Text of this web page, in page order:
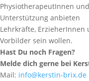
PhysiotherapeutInnen
Unterstützung anbieten
Lehrkräfte,
Vorbilder sein wollen.
Hast Du noch Fragen?
Melde dich gerne bei
Mail: info@kerstin-brix.de